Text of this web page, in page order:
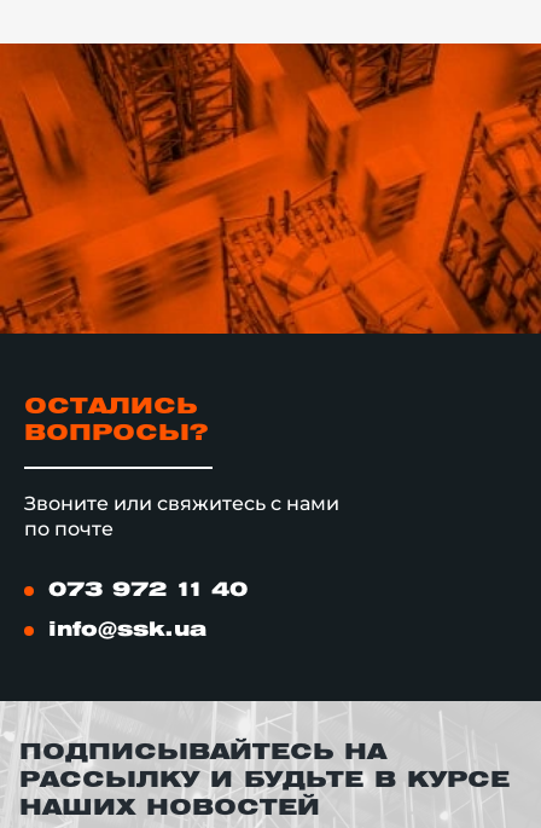
ОСТАЛИСЬ
ВОПРОСЫ?
Звоните или свяжитесь с нами
по почте
073 972 11 40
info@ssk.ua
ПОДПИСЫВАЙТЕСЬ НА
РАССЫЛКУ И БУДЬТЕ В КУРСЕ
НАШИХ НОВОСТЕЙ